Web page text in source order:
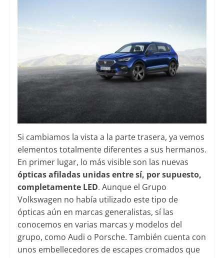
Si cambiamos la vista a la parte trasera, ya vemos
elementos totalmente diferentes a sus hermanos.
En primer lugar, lo más visible son las nuevas
ópticas afiladas unidas entre sí, por supuesto,
completamente LED. Aunque el Grupo
Volkswagen no había utilizado este tipo de
ópticas aún en marcas generalistas, sí las
conocemos en varias marcas y modelos del
grupo, como Audi o Porsche. También cuenta con
unos embellecedores de escapes cromados que